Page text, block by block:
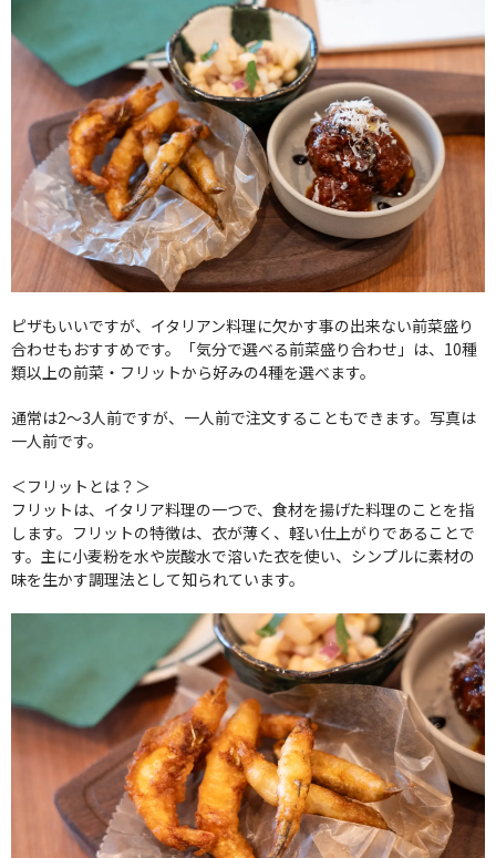
ピザもいいですが、イタリアン料理に欠かす事の出来ない前菜盛り
合わせもおすすめです。「気分で選べる前菜盛り合わせ」は、10種
類以上の前菜・フリットから好みの4種を選べます。
通常は2～3人前ですが、一人前で注文することもできます。写真は
一人前です。
＜フリットとは？＞
フリットは、イタリア料理の一つで、食材を揚げた料理のことを指
します。フリットの特徴は、衣が薄く、軽い仕上がりであることで
す。主に小麦粉を水や炭酸水で溶いた衣を使い、シンプルに素材の
味を生かす調理法として知られています。